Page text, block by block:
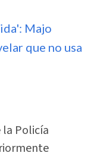
Majo
que no usa
la Policía